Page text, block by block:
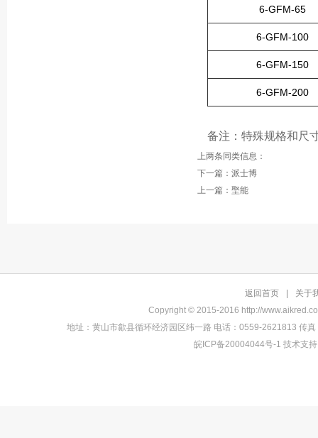
6-GFM-65
6-GFM-100
6-GFM-150
6-GFM-200
备注：特殊规格和尺
上两条同类信息：
下一篇：派士博
上一篇：埾能
返回首页
关于
Copyright © 2015-2016 http://
地址： 黄山市歙县循环经济园区纬一路 电话： 0559-2621813 传真
皖ICP备20004044号-1 技术支